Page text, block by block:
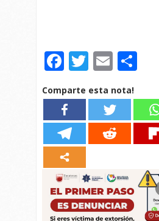
Facebook
Twitter
Email
Comparte esta nota!